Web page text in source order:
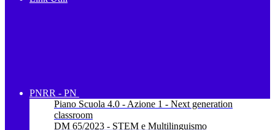
PNRR - PN
Piano Scuola 4.0 - Azione 1 - Next generation
classroom
DM 65/2023 - STEM e Multilinguismo